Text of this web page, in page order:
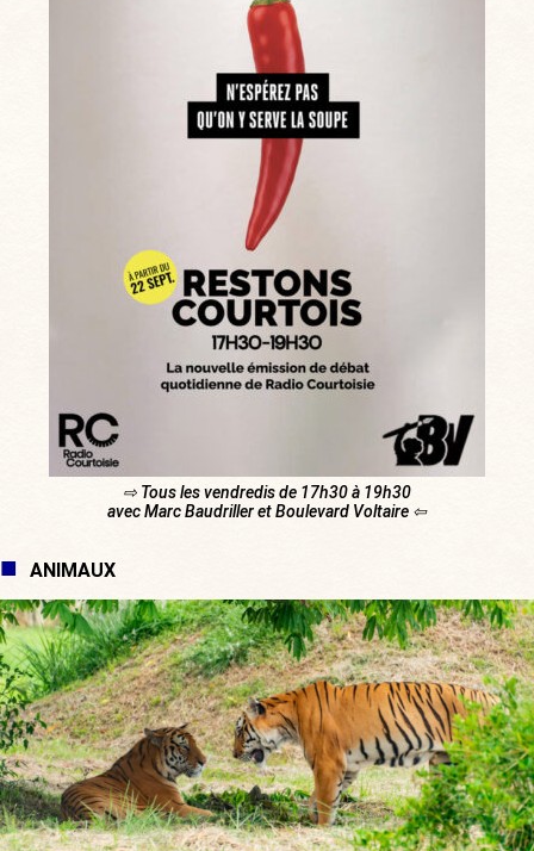
⇨ Tous les vendredis de 17h30 à 19h30
avec Marc Baudriller et Boulevard Voltaire ⇦
ANIMAUX